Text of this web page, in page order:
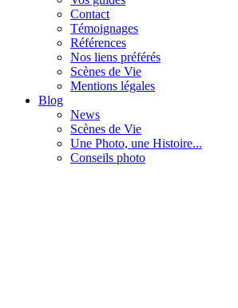
Contact
Témoignages
Références
Nos liens préférés
Scènes de Vie
Mentions légales
Blog
News
Scènes de Vie
Une Photo, une Histoire...
Conseils photo